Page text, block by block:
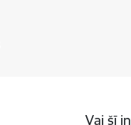
Vai šī